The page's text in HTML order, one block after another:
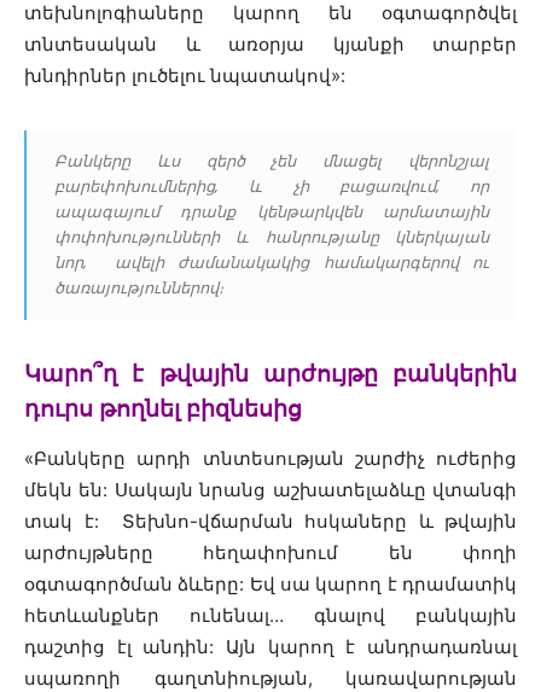
տեխնոլոգիաները կարող են օգտագործվել
տնտեսական և առօրյա կյանքի տարբեր
խնդիրներ լուծելու նպատակով»:
Բանկերը ևս զերծ չեն մնացել վերոնշյալ
բարեփոխումներից, և չի բացառվում, որ
ապագայում դրանք կենթարկվեն արմատային
փոփոխությունների և հանրությանը կներկայան
նոր, ավելի ժամանակակից համակարգերով ու
ծառայություններով։
Կարո՞ղ է թվային արժույթը բանկերին
դուրս թողնել բիզնեսից
«Բանկերը արդի տնտեսության շարժիչ ուժերից
մեկն են: Սակայն նրանց աշխատելաձևը վտանգի
տակ է: Տեխնո-վճարման հսկաները և թվային
արժույթները հեղափոխում են փողի
օգտագործման ձևերը: Եվ սա կարող է դրամատիկ
հետևանքներ ունենալ… գնալով բանկային
դաշտից էլ անդին: Այն կարող է անդրադառնալ
սպառողի գաղտնիության, կառավարության